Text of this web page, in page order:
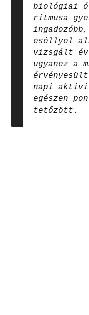
biológiai
ritmusa
eséllyel
vizsgált
ugyanez a
napi
egészen
tetőzött.